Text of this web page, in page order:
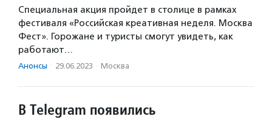
Специальная акция пройдет в столице в рамках
фестиваля «Российская креативная неделя. Москва
Фест». Горожане и туристы смогут увидеть, как
работают…
Анонсы · 29.06.2023 · Москва
В Telegram появились